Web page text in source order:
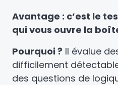
Avantage : c’est le
qui vous ouvre la
Pourquoi ? Il évalue
difficilement
des questions de